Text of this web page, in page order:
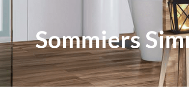
Sommiers